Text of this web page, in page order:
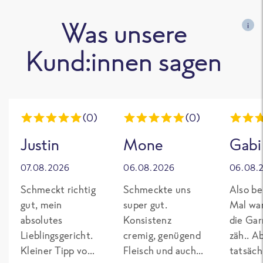
Was unsere
Kund:innen sagen
i
(0)
Justin
07.08.2026
Schmeckt richtig
gut, mein
absolutes
Lieblingsgericht.
Kleiner Tipp von
(0)
Mone
06.08.2026
Schmeckte uns
super gut.
Konsistenz
cremig, genügend
Fleisch und auch
Gabi
Also
Mal
die
zäh..